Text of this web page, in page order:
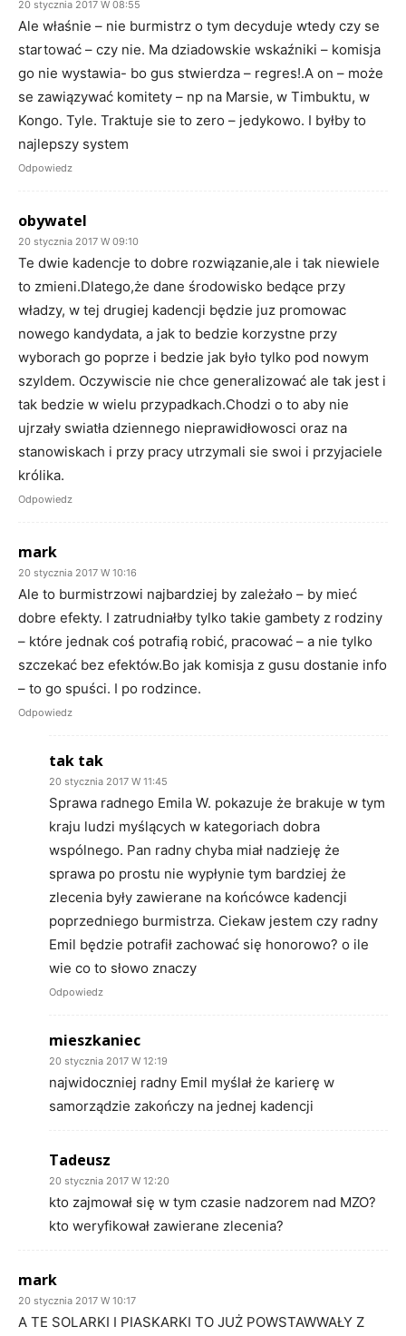
20 stycznia 2017 W 08:55
Ale właśnie – nie burmistrz o tym decyduje wtedy czy se
startować – czy nie. Ma dziadowskie wskaźniki – komisja
go nie wystawia- bo gus stwierdza – regres!.A on – może
se zawiązywać komitety – np na Marsie, w Timbuktu, w
Kongo. Tyle. Traktuje sie to zero – jedykowo. I byłby to
najlepszy system
Odpowiedz
obywatel
20 stycznia 2017 W 09:10
Te dwie kadencje to dobre rozwiązanie,ale i tak niewiele
to zmieni.Dlatego,że dane środowisko bedące przy
władzy, w tej drugiej kadencji będzie juz promowac
nowego kandydata, a jak to bedzie korzystne przy
wyborach go poprze i bedzie jak było tylko pod nowym
szyldem. Oczywiscie nie chce generalizować ale tak jest i
tak bedzie w wielu przypadkach.Chodzi o to aby nie
ujrzały swiatła dziennego nieprawidłowosci oraz na
stanowiskach i przy pracy utrzymali sie swoi i przyjaciele
królika.
Odpowiedz
mark
20 stycznia 2017 W 10:16
Ale to burmistrzowi najbardziej by zależało – by mieć
dobre efekty. I zatrudniałby tylko takie gambety z rodziny
– które jednak coś potrafią robić, pracować – a nie tylko
szczekać bez efektów.Bo jak komisja z gusu dostanie info
– to go spuści. I po rodzince.
Odpowiedz
tak tak
20 stycznia 2017 W 11:45
Sprawa radnego Emila W. pokazuje że brakuje w tym
kraju ludzi myślących w kategoriach dobra
wspólnego. Pan radny chyba miał nadzieję że
sprawa po prostu nie wypłynie tym bardziej że
zlecenia były zawierane na końcówce kadencji
poprzedniego burmistrza. Ciekaw jestem czy radny
Emil będzie potrafił zachować się honorowo? o ile
wie co to słowo znaczy
Odpowiedz
mieszkaniec
20 stycznia 2017 W 12:19
najwidoczniej radny Emil myślał że karierę w
samorządzie zakończy na jednej kadencji
Tadeusz
20 stycznia 2017 W 12:20
kto zajmował się w tym czasie nadzorem nad MZO?
kto weryfikował zawierane zlecenia?
mark
20 stycznia 2017 W 10:17
A TE SOLARKI I PIASKARKI TO JUŻ POWSTAWWAŁY Z